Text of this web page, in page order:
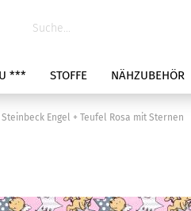
*** STOFFE NÄHZUBEHÖR
Engel + Teufel Rosa mit Sternen